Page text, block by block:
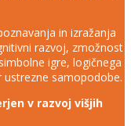
in izražanja
razvoj, zmožnost
igre, logičnega
samopodobe.
v razvoj višjih